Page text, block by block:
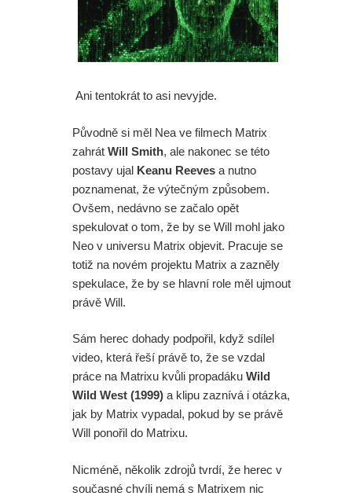
Ani tentokrát to asi nevyjde.
Původně si měl Nea ve filmech Matrix
zahrát Will Smith, ale nakonec se této
postavy ujal Keanu Reeves a nutno
poznamenat, že výtečným způsobem.
Ovšem, nedávno se začalo opět
spekulovat o tom, že by se Will mohl jako
Neo v universu Matrix objevit. Pracuje se
totiž na novém projektu Matrix a zazněly
spekulace, že by se hlavní role měl ujmout
právě Will.
Sám herec dohady podpořil, když sdílel
video, která řeší právě to, že se vzdal
práce na Matrixu kvůli propadáku Wild
Wild West (1999) a klipu zaznívá i otázka,
jak by Matrix vypadal, pokud by se právě
Will ponořil do Matrixu.
Nicméně, několik zdrojů tvrdí, že herec v
současné chvíli nemá s Matrixem nic